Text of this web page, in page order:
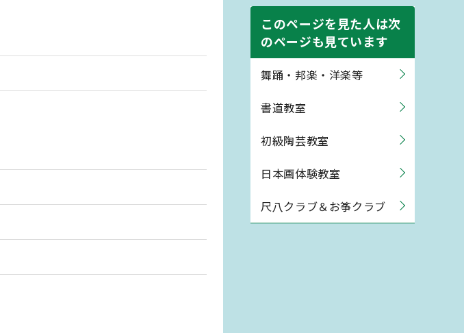
このページを見た人は次
のページも見ています
舞踊・邦楽・洋楽等
書道教室
初級陶芸教室
日本画体験教室
尺八クラブ＆お筝クラブ